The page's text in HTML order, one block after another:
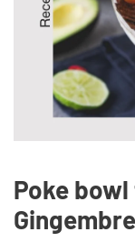
Poke
Gingembre